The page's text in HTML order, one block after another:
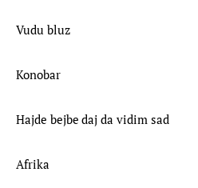
Vudu bluz
Konobar
Hajde bejbe daj da vidim sad
Afrika